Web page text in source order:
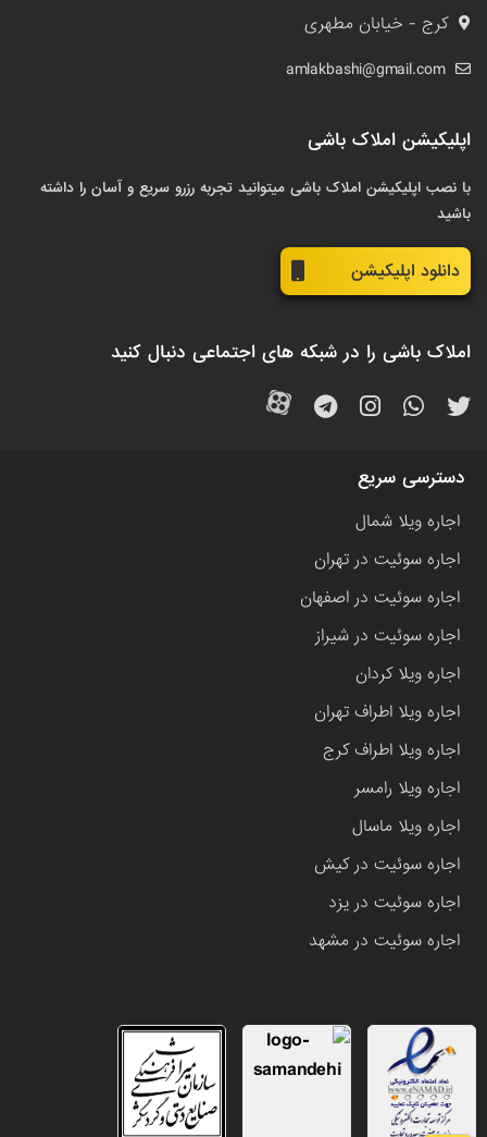
کرج - خیابان مطهری
amlakbashi@gmail.com
اپلیکیشن املاک باشی
با نصب اپلیکیشن املاک باشی میتوانید تجربه رزرو سریع و آسان را داشته
باشید
دانلود اپلیکیشن
املاک باشی را در شبکه های اجتماعی دنبال کنید
دسترسی سریع
اجاره ویلا شمال
اجاره سوئیت در تهران
اجاره سوئیت در اصفهان
اجاره سوئیت در شیراز
اجاره ویلا کردان
اجاره ویلا اطراف تهران
اجاره ویلا اطراف کرج
اجاره ویلا رامسر
اجاره ویلا ماسال
اجاره سوئیت در کیش
اجاره سوئیت در یزد
اجاره سوئیت در مشهد